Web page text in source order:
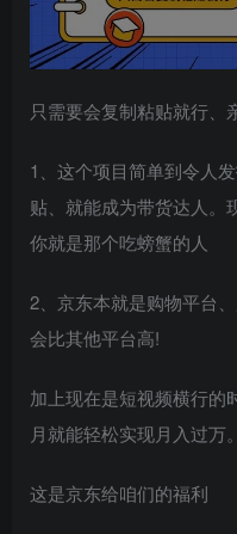
只需要会复制粘贴就行、
1、这个项目简单到令人
贴、就能成为带货达人。
你就是那个吃螃蟹的人
2、京东本就是购物平台
会比其他平台高!
加上现在是短视频横行的
月就能轻松实现月入过万。
这是京东给咱们的福利